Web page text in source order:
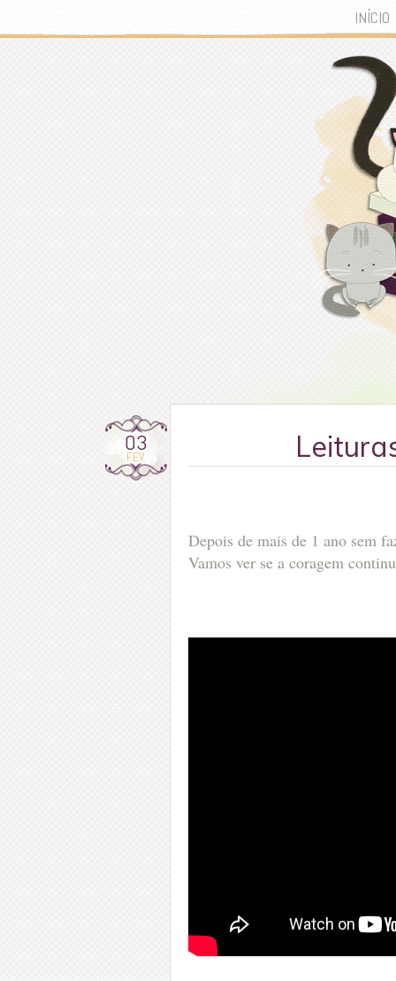
INÍCIO
03
FEV
Depois de mais de 1 ano sem
Vamos ver se a coragem